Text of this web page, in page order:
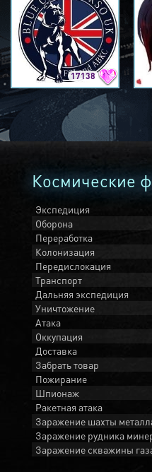
17138
Космические
Экспедиция
Оборона
Переработка
Колонизация
Передислокация
Транспорт
Дальняя экспедиция
Уничтожение
Атака
Оккупация
Доставка
Забрать товар
Пожирание
Шпионаж
Ракетная атака
Заражение шахты
Заражение рудника
Заражение скважины